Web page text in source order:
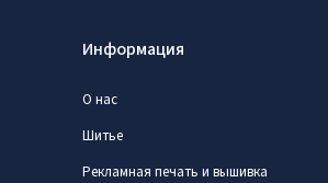
Информация
О нас
Шитье
Рекламная печать и вышивка